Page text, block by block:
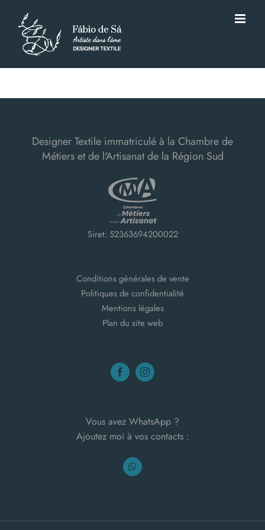
contenu
Designer Textile immatriculé à la Chambre de
Métiers et de l'Artisanat de la Région Sud
Siret: 52363694200022
Conditions générales de vente
Politiques de confidentialité
Mentions légales
Plan du site web
Vous avez WhatsApp ?
Ajoutez moi à vos contacts :